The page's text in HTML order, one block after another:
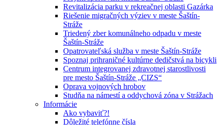
Revitalizácia parku v rekreačnej oblasti Gazárka
Riešenie migračných výziev v meste Šaštín-
Stráže
Triedený zber komunálneho odpadu v meste
Šaštín-Stráže
Opatrovateľská služba v meste Šaštín-Stráže
Spoznaj prihraničné kultúrne dedičstvá na bicykli
Centrum integrovanej zdravotnej starostlivosti
pre mesto Šaštín-Stráže „CIZS“
Oprava vojnových hrobov
Studňa na námestí a oddychová zóna v Strážach
Informácie
Ako vybaviť?!
Dôležité telefónne čísla